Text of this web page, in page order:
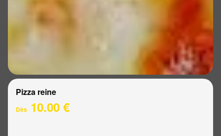
Pizza reine
Dès 10.00 €